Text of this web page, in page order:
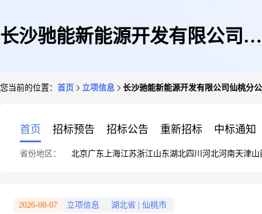
长沙驰能新能源开发有限公司仙
您当前的位置： 首页 立项信息 长沙驰能新能源开发有限公司仙桃分
首页 招标预告 招标公告 重新招标 中标通知
省份地区： 北京广东 上海江苏浙江山东湖北四川 河北河南天津山
2026-08-07 立项信息 湖北省 仙桃市